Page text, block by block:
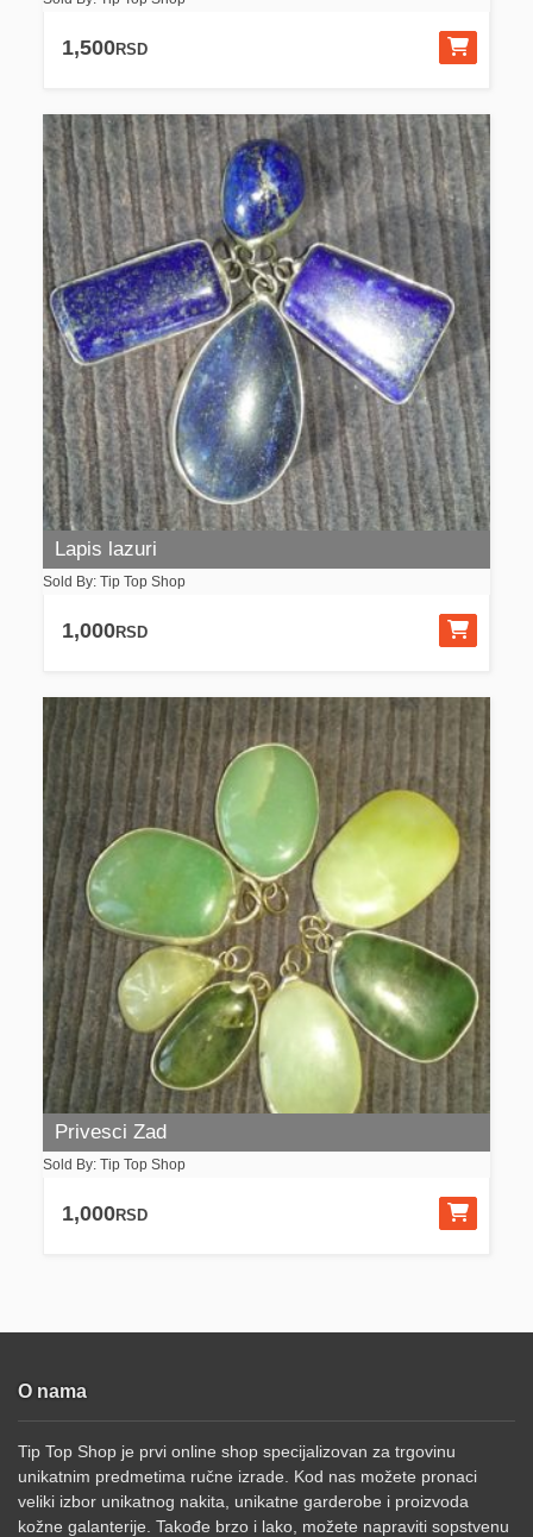
1,500RSD
Lapis lazuri
Sold By: Tip Top Shop
1,000RSD
Privesci Zad
Sold By: Tip Top Shop
1,000RSD
O nama
Tip Top Shop je prvi online shop specijalizovan za trgovinu
unikatnim predmetima ručne izrade. Kod nas možete pronaci
veliki izbor unikatnog nakita, unikatne garderobe i proizvoda
kožne galanterije. Takođe brzo i lako, možete napraviti sopstvenu